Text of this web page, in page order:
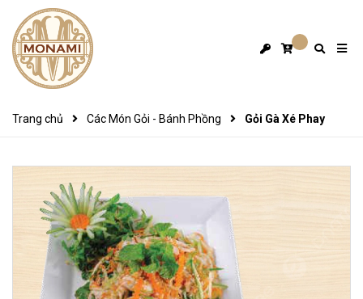
Trang chủ Các Món Gỏi - Bánh Phồng Gỏi Gà Xé Phay